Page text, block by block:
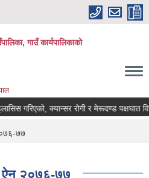
गाउँ कार्यपालिकाको
गरिएको, क्यान्सर रोगी र मेरूदण्ड पक्षघात
७७
ऐन २०७६-७७